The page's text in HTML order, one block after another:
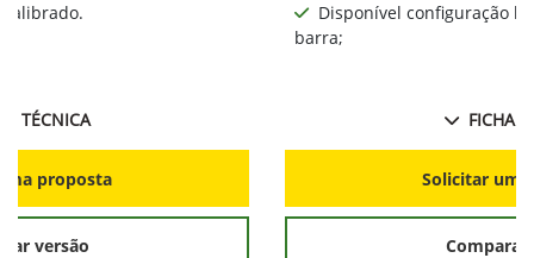
TÉCNICA
proposta
versão
Disponível configuração
barra;
FICHA
Solicitar
Comparar